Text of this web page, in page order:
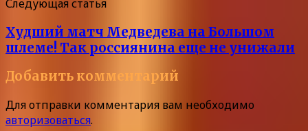
Следующая статья
Худший матч Медведева на Большом
шлеме! Так россиянина еще не унижали
Добавить комментарий
Для отправки комментария вам необходимо
авторизоваться.